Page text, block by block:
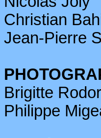
Christian
Jean-Pierre
Brigitte
Philippe